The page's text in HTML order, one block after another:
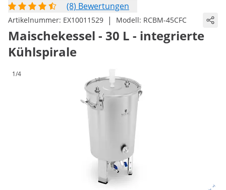
(8) Bewertungen
Artikelnummer: EX10011529 | Modell: RCBM-45CFC
Maischekessel - 30 L - integrierte
Kühlspirale
1/4